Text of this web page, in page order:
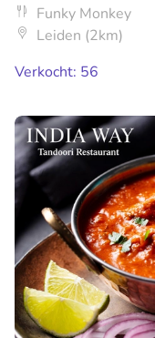
Funky Monkey
Leiden (2km)
Verkocht: 56